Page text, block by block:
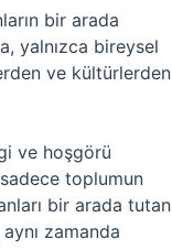
bir arada
yalnızca bireysel
ve kültürlerden
ve hoşgörü
toplumun
bir arada tutan
zamanda